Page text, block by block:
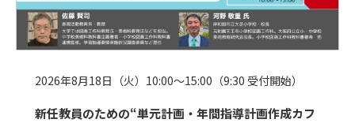
2026年8月18日（火）10:00～15:00（9:30 受付開始）
新任教員のための“単元計画・年間指導計画作成カフ